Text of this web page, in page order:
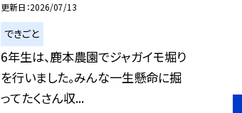
更新日 2026/07/13
できごと
6年生は、鹿本農園でジャガイモ堀り
を行いました。みんな一生懸命に掘
ってたくさん収...